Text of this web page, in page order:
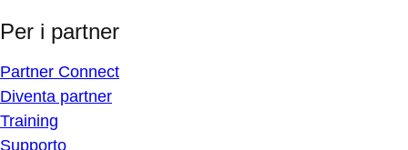
Per i partner
Partner Connect
Diventa partner
Training
Supporto